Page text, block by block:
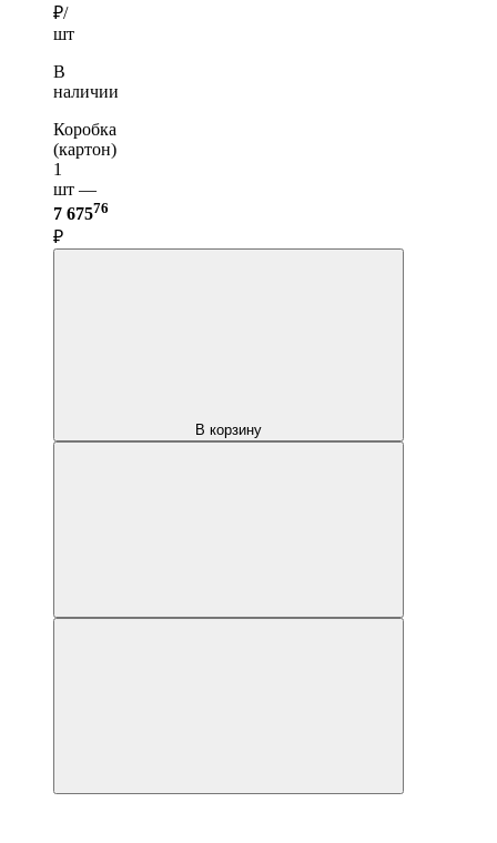
₽/
шт
В
наличии
Коробка
(картон)
1
шт —
7 67576
₽
В корзину